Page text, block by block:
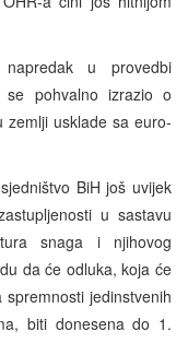
u provedbi
pohvalno izrazio o
zemlji usklade sa euro-
BiH još uvijek
u sastavu
snaga i njihovog
da će odluka, koja će
jedinstvenih
biti donesena do 1.